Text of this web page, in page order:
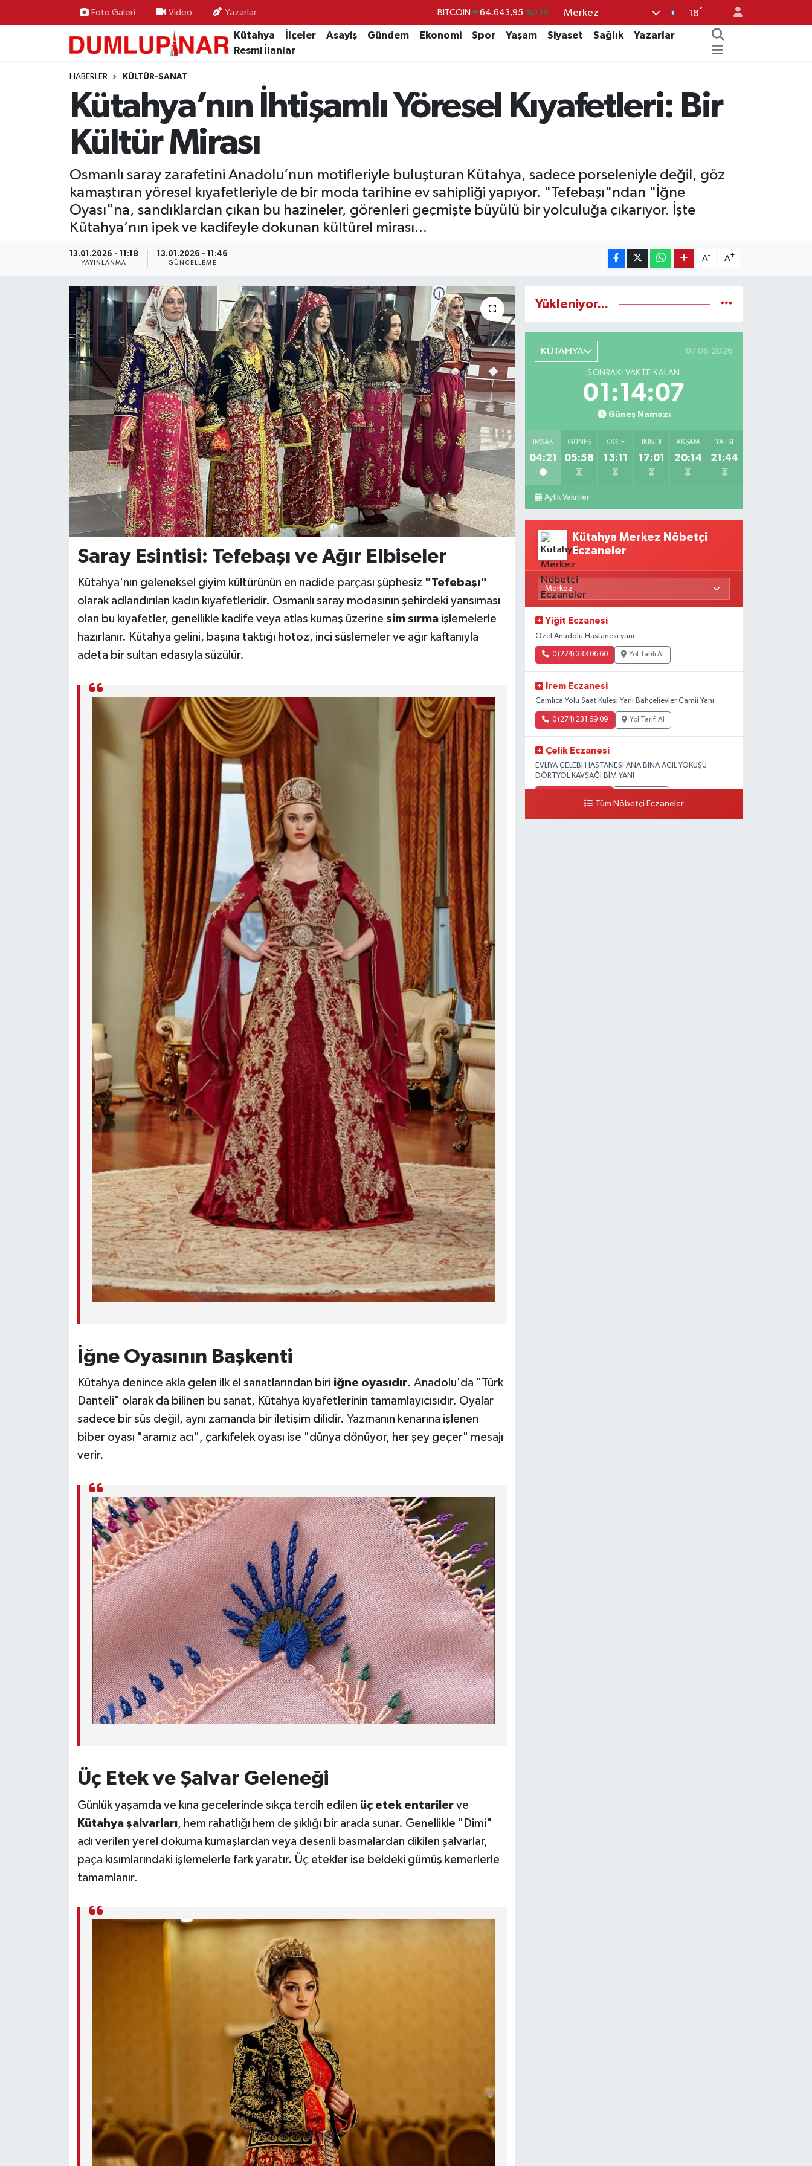
Foto Galeri Video Yazarlar DOLAR 47,6704 %0
EURO 55,0406 %-0.08
BİST100 13.799 %70
Merkez 18°
Kütahya İlçeler Asayiş Gündem Ekonomi Spor Yaşam Siyaset Sağlık
Yazarlar
Resmi İlanlar
HABERLER KÜLTÜR-SANAT
Kütahya’nın İhtişamlı Yöresel Kıyafetleri: Bir
Kültür Mirası
Osmanlı saray zarafetini Anadolu’nun motifleriyle buluşturan Kütahya, sadece porseleniyle değil, göz
kamaştıran yöresel kıyafetleriyle de bir moda tarihine ev sahipliği yapıyor. "Tefebaşı"ndan "İğne
Oyası"na, sandıklardan çıkan bu hazineler, görenleri geçmişte büyülü bir yolculuğa çıkarıyor. İşte
Kütahya’nın ipek ve kadifeyle dokunan kültürel mirası...
13.01.2026 - 11:18
YAYINLANMA
13.01.2026 - 11:46
GÜNCELLEME
A- A+
Saray Esintisi: Tefebaşı ve Ağır Elbiseler
Kütahya'nın geleneksel giyim kültürünün en nadide parçası şüphesiz "Tefebaşı"
olarak adlandırılan kadın kıyafetleridir. Osmanlı saray modasının şehirdeki yansıması
olan bu kıyafetler, genellikle kadife veya atlas kumaş üzerine sim sırmaişlemelerle
hazırlanır. Kütahya gelini, başına taktığı hotoz, inci süslemeler ve ağır kaftanıyla
adeta bir sultan edasıyla süzülür.
İğne Oyasının Başkenti
Kütahya denince akla gelen ilk el sanatlarından biri iğne oyasıdır. Anadolu'da "Türk
Danteli" olarak da bilinen bu sanat, Kütahya kıyafetlerinin tamamlayıcısıdır. Oyalar
sadece bir süs değil, aynı zamanda bir iletişim dilidir. Yazmanın kenarına işlenen
biber oyası "aramız acı", çarkıfelek oyası ise "dünya dönüyor, her şey geçer" mesajı
verir.
Üç Etek ve Şalvar Geleneği
Günlük yaşamda ve kına gecelerinde sıkça tercih edilen üç etek entarilerve
Kütahya şalvarları, hem rahatlığı hem de şıklığı bir arada sunar. Genellikle "Dimi"
adı verilen yerel dokuma kumaşlardan veya desenli basmalardan dikilen şalvarlar,
paça kısımlarındaki işlemelerle fark yaratır. Üç etekler ise beldeki gümüş kemerlerle
tamamlanır.
Yükleniyor...
KÜTAHYA 07.08.2026
SONRAKI VAKTE KALAN
01:14:06
Güneş Namazı
İMSAK
04:21
GÜNEŞ
05:58
ÖĞLE
13:11
İKINDI
17:01
AKŞAM
20:14
YATSI
21:44
Aylık Vakitler
Kütahya Merkez Nöbetçi
Eczaneler
Yiğit Eczanesi
Özel Anadolu Hastanesi yanı
0 (274) 333 06 60 Yol Tarifi Al
Irem Eczanesi
Çamlıca Yolu Saat Kulesi Yanı Bahçelievler Camii Yanı
0 (274) 231 69 09 Yol Tarifi Al
Çelik Eczanesi
EVLİYA ÇELEBİ HASTANESİ ANA BİNA ACİL YOKUŞU
DÖRTYOL KAVŞAĞI BİM YANI
Tüm Nöbetçi Eczaneler
Ekonomi
Haber İlanlar
Kültür-Sanat
Magazin
Resmi İlanlar
Seri İlan
Vefat Haberleri
Kütahya Hava Durumu
Kütahya Trafik Yoğunluk Haritası
Süper Lig Puan Durumu ve Fikstür
Tüm Manşetler
Son Dakika Haberleri
Haber Arşivi